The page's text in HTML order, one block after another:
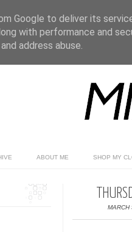
ABOUT ME SHOP MY
MARCH
Google to deliver its
with performance and
address abuse.